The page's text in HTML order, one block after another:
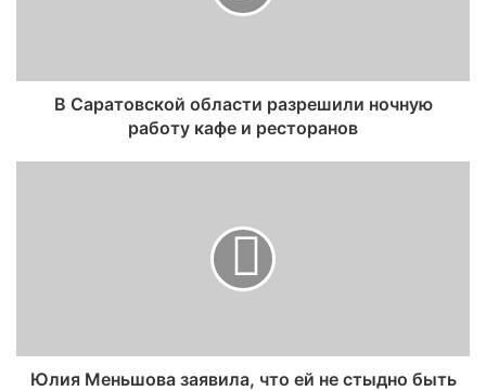
В Саратовской области разрешили ночную
работу кафе и ресторанов
Юлия Меньшова заявила, что ей не стыдно быть